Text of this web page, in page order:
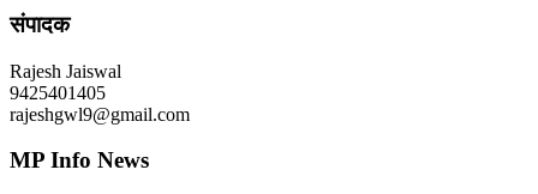
संपादक
Rajesh Jaiswal
9425401405
rajeshgwl9@gmail.com
MP Info News